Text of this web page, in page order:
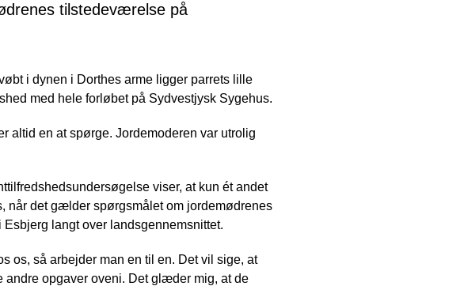
tilstedeværelse på
i dynen i Dorthes arme ligger parrets lille
med hele forløbet på Sydvestjysk Sygehus.
altid en at spørge. Jordemoderen var utrolig
viser, at kun ét andet
når det gælder spørgsmålet om jordemødrenes
langt over landsgennemsnittet.
os, så arbejder man en til en. Det vil sige, at
andre opgaver oveni. Det glæder mig, at de